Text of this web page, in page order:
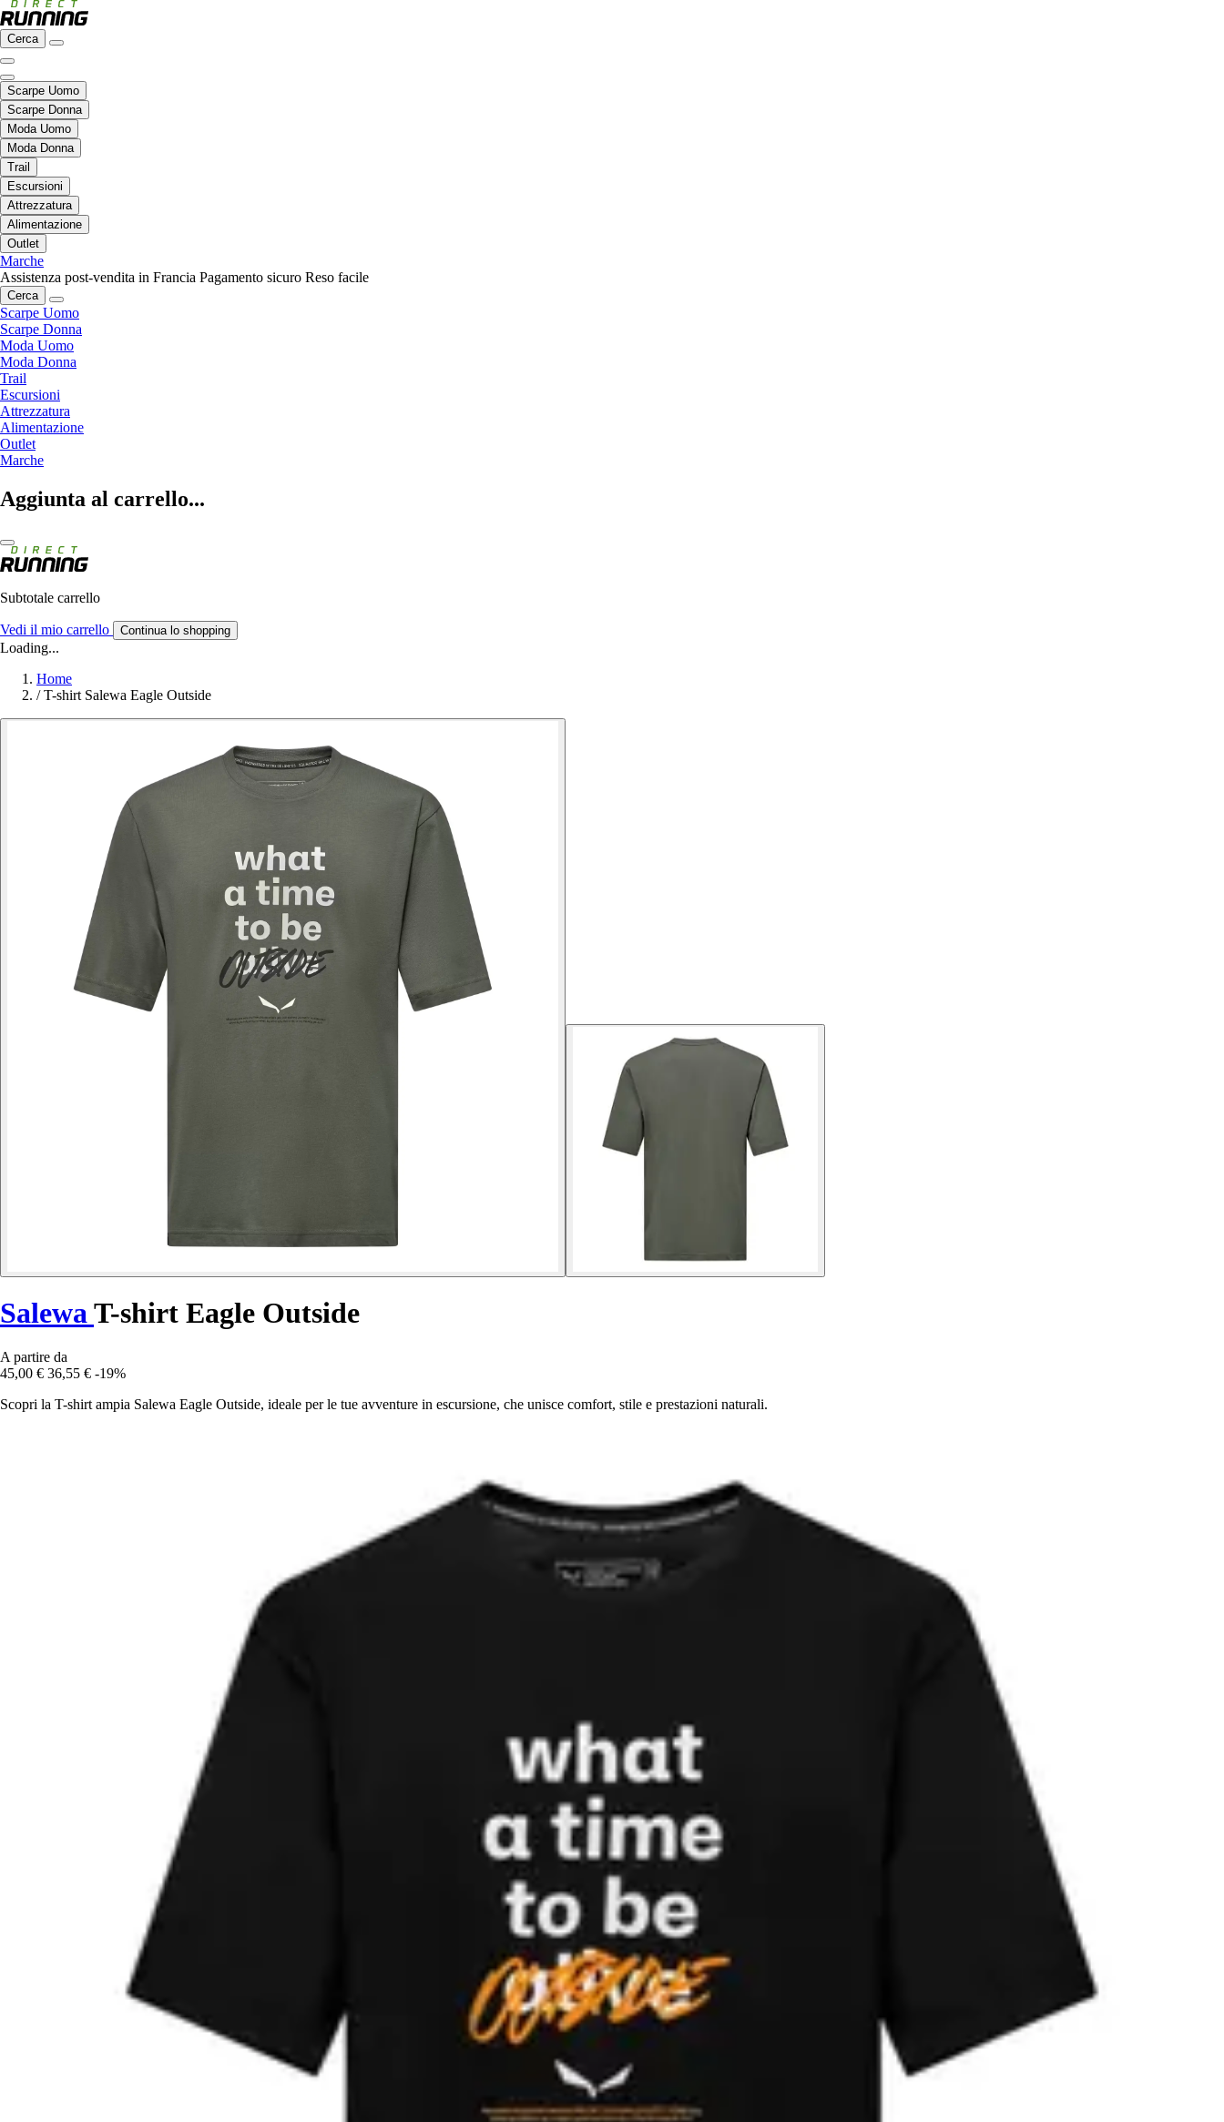
Cerca
Scarpe Uomo
Scarpe Donna
Moda Uomo
Moda Donna
Trail
Escursioni
Attrezzatura
Alimentazione
Outlet
Marche
Assistenza post-vendita in Francia Pagamento sicuro Reso facile
Cerca
Scarpe Uomo
Scarpe Donna
Moda Uomo
Moda Donna
Trail
Escursioni
Attrezzatura
Alimentazione
Outlet
Marche
Aggiunta al carrello...
Subtotale carrello
Vedi il mio carrello Continua lo shopping
Loading...
Home
/ T-shirt Salewa Eagle Outside
Salewa T-shirt Eagle Outside
A partire da
45,00 € 36,55 € -19%
Scopri la T-shirt ampia Salewa Eagle Outside, ideale per le tue avventure in escursione, che unisce comfort, stile e prestazioni naturali.